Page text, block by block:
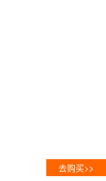
去购买>>